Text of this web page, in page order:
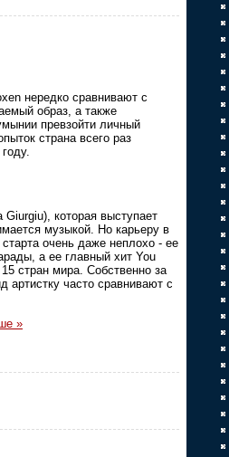
нередко сравнивают с
образ, а также
превзойти личный
страна всего раз
которая выступает
музыкой. Но карьеру в
очень даже неплохо - ее
а ее главный хит You
стран мира. Собственно за
артистку часто сравнивают с
»